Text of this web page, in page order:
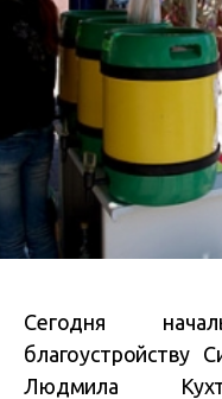
Сегодня
благоустройству
Людмила